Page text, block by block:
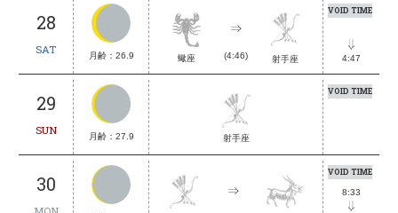
28
SAT 月齢：26.9 蠍座 (4:46) 射手座
VOID TIME
4:47
29
SUN 月齢：27.9 射手座
VOID TIME
30
VOID TIME
8:33